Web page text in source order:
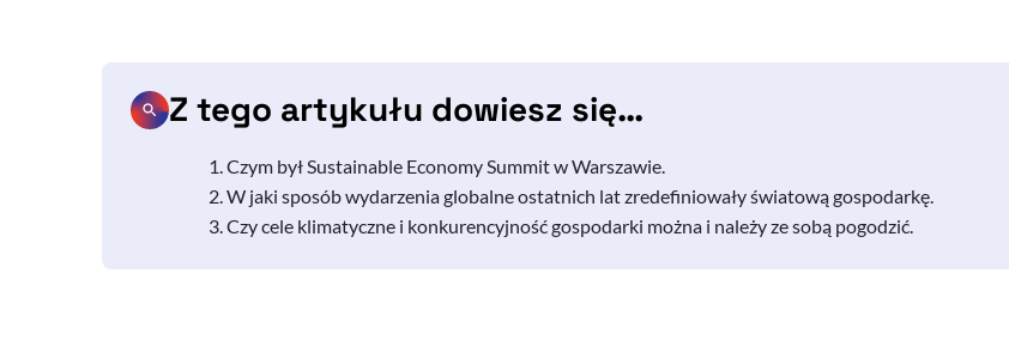
Z tego artykułu dowiesz się…
Czym byłSustainable Economy Summitw Warszawie.
W jaki sposób wydarzenia globalne ostatnich lat zredefiniowały światową gospodarkę.
Czy cele klimatyczne i konkurencyjność gospodarki można i należy ze sobą pogodzić.